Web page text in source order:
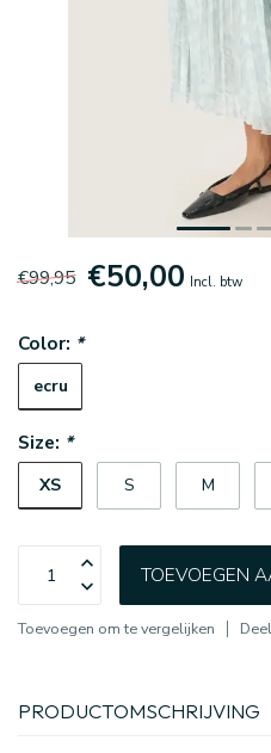
€99,95 €50,00 Incl. btw
Color: *
ecru
Size: *
XS S M
TOEVOEGEN
Toevoegen om te vergelijken
PRODUCTOMSCHRIJVING